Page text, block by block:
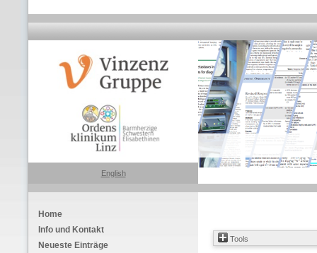
English
Home
Info und Kontakt
Neueste Einträge
Tools